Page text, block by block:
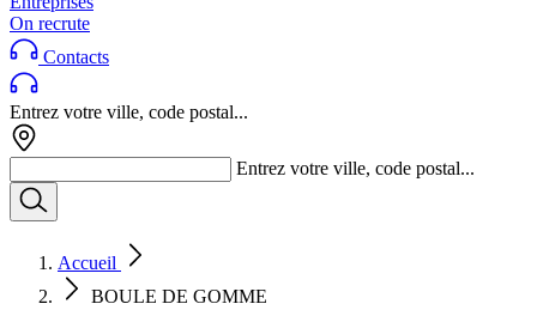
On recrute
Contacts
Entrez votre ville, code postal...
Entrez votre ville, code postal...
Accueil
BOULE DE GOMME